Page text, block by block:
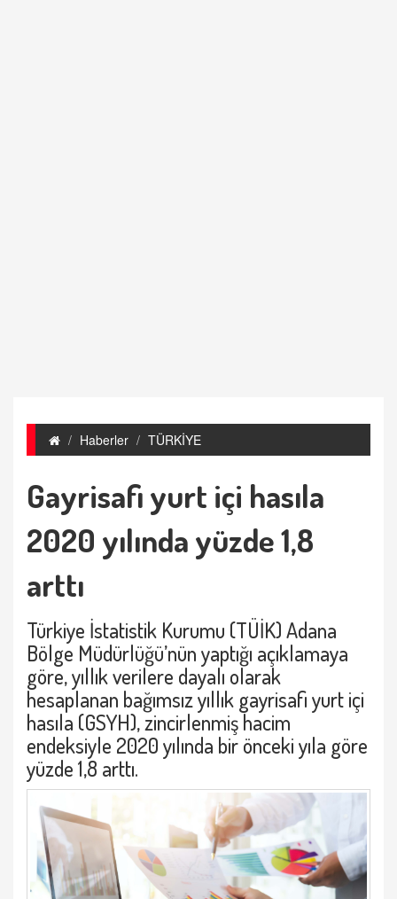
Haberler TÜRKİYE
Gayrisafi yurt içi hasıla
2020 yılında yüzde 1,8
arttı
Türkiye İstatistik Kurumu (TÜİK) Adana
Bölge Müdürlüğü’nün yaptığı açıklamaya
göre, yıllık verilere dayalı olarak
hesaplanan bağımsız yıllık gayrisafi yurt içi
hasıla (GSYH), zincirlenmiş hacim
endeksiyle 2020 yılında bir önceki yıla göre
yüzde 1,8 arttı.